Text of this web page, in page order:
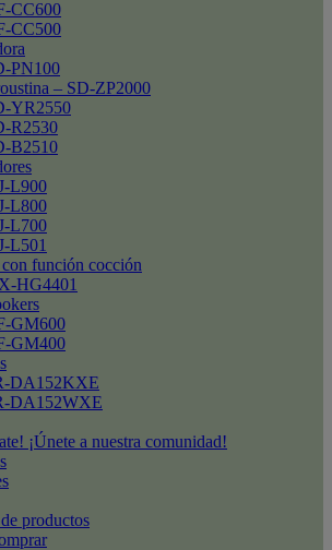
CC600
CC500
PN100
– SD-ZP2000
YR2550
R2530
B2510
L900
L800
L700
L501
función cocción
HG4401
GM600
GM400
DA152KXE
DA152WXE
¡Únete a nuestra comunidad!
productos